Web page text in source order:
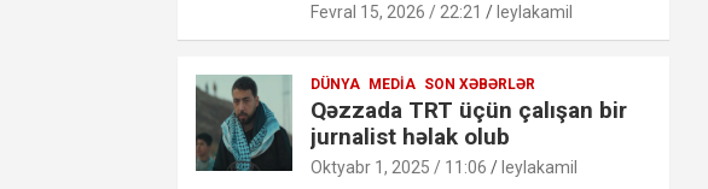
Fevral 15, 2026 / 22:21 leylakamil
DÜNYA MEDIA SON XƏBƏRLƏR
Qəzzada TRT üçün çalışan bir
jurnalist həlak olub
Oktyabr 1, 2025 / 11:06 leylakamil